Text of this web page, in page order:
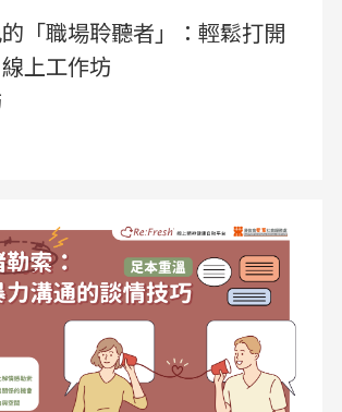
的「職場聆聽者」：輕鬆打開
上工作坊